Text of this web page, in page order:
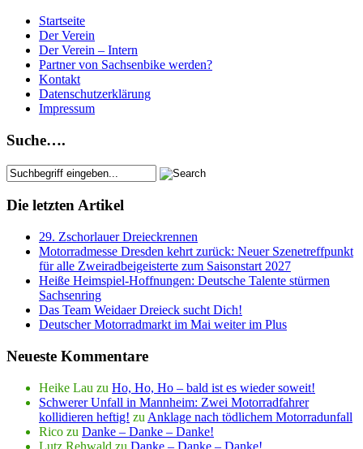
Startseite
Der Verein
Der Verein – Intern
Partner von Sachsenbike werden?
Kontakt
Datenschutzerklärung
Impressum
Suche….
Die letzten Artikel
29. Zschorlauer Dreieckrennen
Motorradmesse Dresden kehrt zurück: Neuer Szenetreffpunkt
für alle Zweiradbeigeisterte zum Saisonstart 2027
Heiße Heimspiel-Hoffnungen: Deutsche Talente stürmen
Sachsenring
Das Team Weidaer Dreieck sucht Dich!
Deutscher Motorradmarkt im Mai weiter im Plus
Neueste Kommentare
Heike Lau zu Ho, Ho, Ho – bald ist es wieder soweit!
Schwerer Unfall in Mannheim: Zwei Motorradfahrer
kollidieren heftig! zu Anklage nach tödlichem Motorradunfall
Rico zu Danke – Danke – Danke!
Lutz Rehwald zu Danke – Danke – Danke!